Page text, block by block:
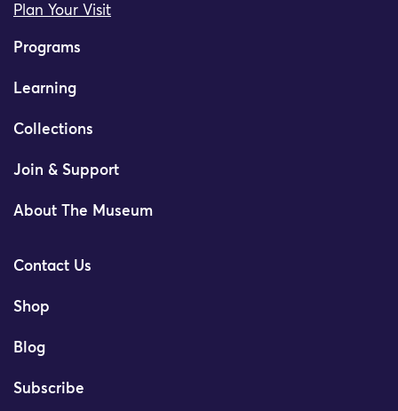
Plan Your Visit
Programs
Learning
Collections
Join & Support
About The Museum
Contact Us
Shop
Blog
Subscribe